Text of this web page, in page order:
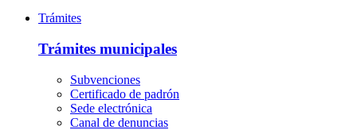
Trámites
Trámites municipales
Subvenciones
Certificado de padrón
Sede electrónica
Canal de denuncias